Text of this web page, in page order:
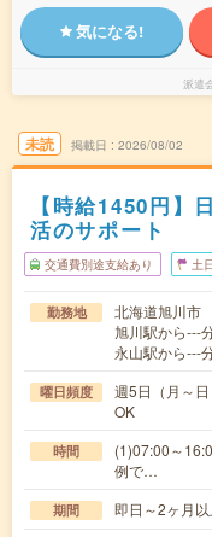
気になる!
派遣
未読 掲載日 2026/08/02
【時給1450円】
活のサポート
交通費別途支給あり 土
勤務地
北海道旭川市
旭川駅から---
永山駅から---
曜日頻度
週5日（月～
OK
時間
(1)07:00～
例で…
期間 即日～2ヶ月以